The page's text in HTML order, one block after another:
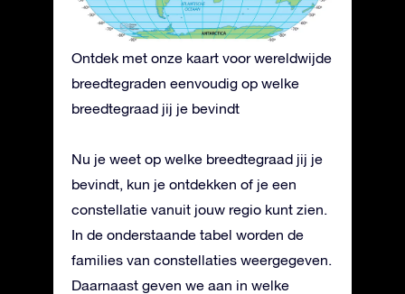
Ontdek met onze kaart voor wereldwijde
breedtegraden eenvoudig op welke
breedtegraad jij je bevindt
Nu je weet op welke breedtegraad jij je
bevindt, kun je ontdekken of je een
constellatie vanuit jouw regio kunt zien.
In de onderstaande tabel worden de
families van constellaties weergegeven.
Daarnaast geven we aan in welke